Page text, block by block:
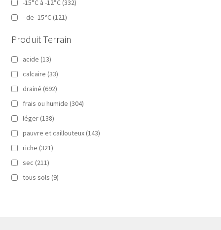
-15°C à -12°C (332)
- de -15°C (121)
Produit Terrain
acide (13)
calcaire (33)
drainé (692)
frais ou humide (304)
léger (138)
pauvre et caillouteux (143)
riche (321)
sec (211)
tous sols (9)